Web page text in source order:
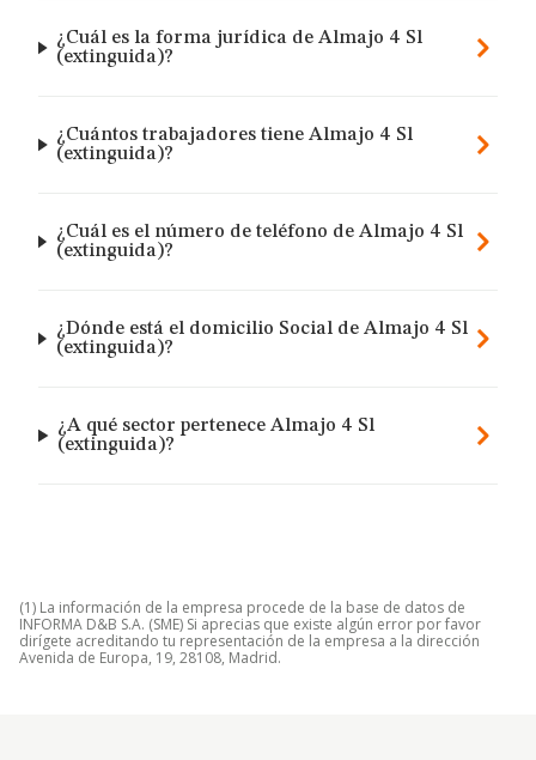
¿Cuál es la forma jurídica de Almajo 4 Sl
(extinguida)?
¿Cuántos trabajadores tiene Almajo 4 Sl
(extinguida)?
¿Cuál es el número de teléfono de Almajo 4 Sl
(extinguida)?
¿Dónde está el domicilio Social de Almajo 4 Sl
(extinguida)?
¿A qué sector pertenece Almajo 4 Sl
(extinguida)?
(1) La información de la empresa procede de la base de datos de
INFORMA D&B S.A. (SME) Si aprecias que existe algún error por favor
dirígete acreditando tu representación de la empresa a la dirección
Avenida de Europa, 19, 28108, Madrid.